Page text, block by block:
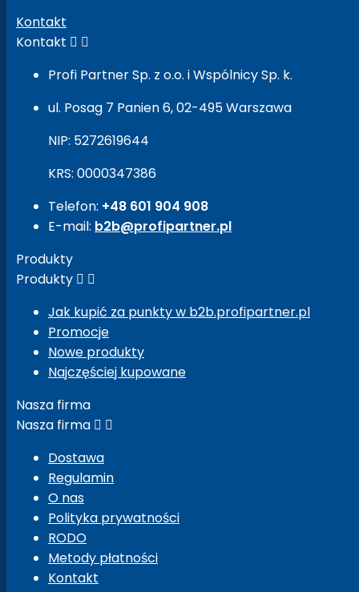
Kontakt
Kontakt  
Profi Partner Sp. z o.o. i Wspólnicy Sp. k.
ul. Posag 7 Panien 6, 02-495 Warszawa
NIP: 5272619644
KRS: 0000347386
Telefon: +48 601 904 908
E-mail: b2b@profipartner.pl
Produkty
Produkty  
Jak kupić za punkty w b2b.profipartner.pl
Promocje
Nowe produkty
Najczęściej kupowane
Nasza firma
Nasza firma  
Dostawa
Regulamin
O nas
Polityka prywatności
RODO
Metody płatności
Kontakt